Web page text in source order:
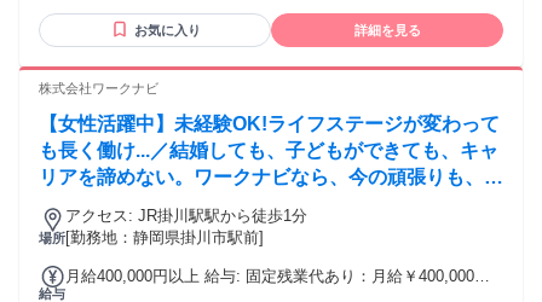
お気に入り 詳細を見る
株式会社ワークナビ
【女性活躍中】未経験OK!ライフステージが変わって
も長く働け...／結婚しても、子どもができても、キャ
リアを諦めない。ワークナビなら、今の頑張りも、こ
れからの人生設計も大切にできます。未経験から営業
として成長できる研修制度と、女性も長く働ける環境
場所
アクセス: JR掛川駅駅から徒歩1分
[勤務地：静岡県掛川市駅前]
給与
月給400,000円以上 給与: 固定残業代あり：月給￥400,000以